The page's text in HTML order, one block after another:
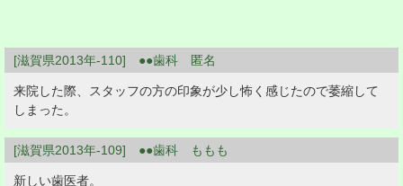
[滋賀県2013年-110] ●●歯科 匿名
来院した際、スタッフの方の印象が少し怖く感じたので萎縮して
しまった。
[滋賀県2013年-109] ●●歯科 ももも
新しい歯医者。